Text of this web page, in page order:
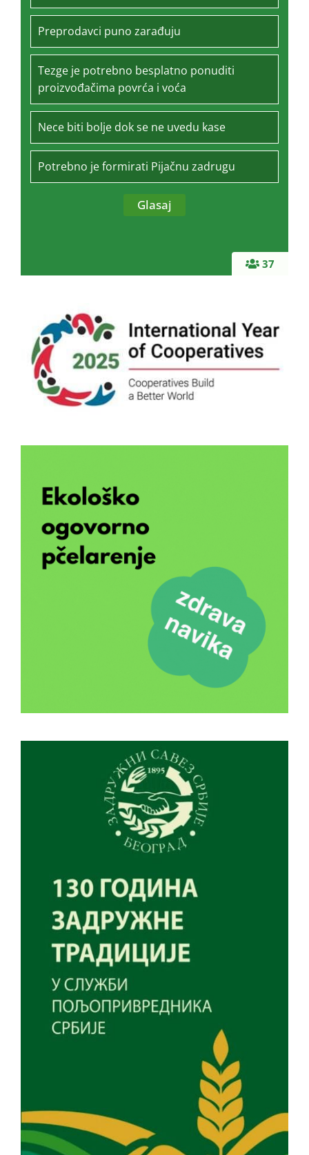
37
Preprodavci puno zarađuju
Tezge je potrebno besplatno ponuditi
proizvođačima povrća i voća
Nece biti bolje dok se ne uvedu kase
Potrebno je formirati Pijačnu zadrugu